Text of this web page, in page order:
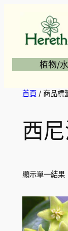
植物/
首頁/ 商品標
西
顯示單一結果